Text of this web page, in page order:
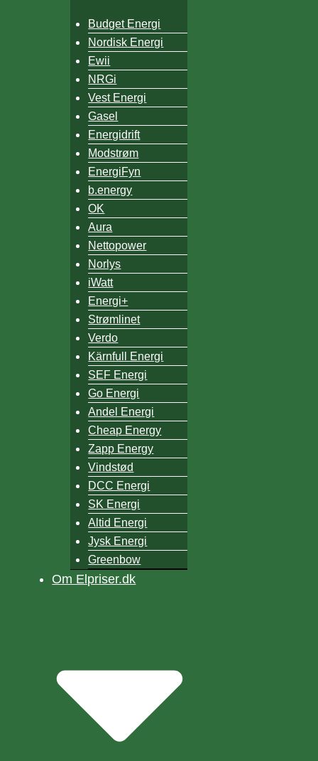
Budget Energi
Nordisk Energi
Ewii
NRGi
Vest Energi
Gasel
Energidrift
Modstrøm
EnergiFyn
b.energy
OK
Aura
Nettopower
Norlys
iWatt
Energi+
Strømlinet
Verdo
Kärnfull Energi
SEF Energi
Go Energi
Andel Energi
Cheap Energy
Zapp Energy
Vindstød
DCC Energi
SK Energi
Altid Energi
Jysk Energi
Greenbow
Om Elpriser.dk